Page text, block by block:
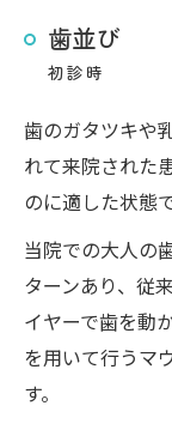
歯並び
初診時
歯のガタツキや
れて来院された
のに適した状態
当院での大人の
ターンあり、従
イヤーで歯を動
を用いて行うマ
す。